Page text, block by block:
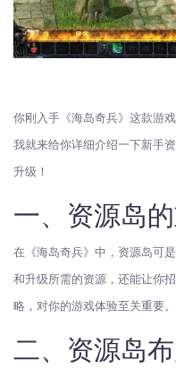
你刚入手《海岛奇兵》这款游
我就来给你详细介绍一下新手
升级！
一、资源岛
在《海岛奇兵》中，资源岛可
和升级所需的资源，还能让你
略，对你的游戏体验至关重要。
二、资源岛